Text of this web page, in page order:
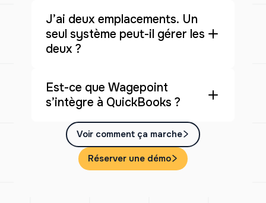
J’ai deux emplacements. Un
seul système peut-il gérer les
deux ?
Est-ce que Wagepoint
s’intègre à QuickBooks ?
Voir comment ça marche
Réserver une démo